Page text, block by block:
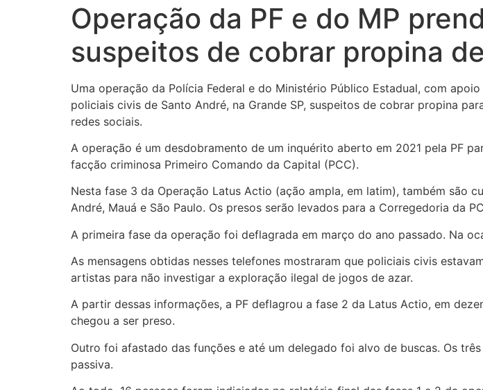
Operação da PF e do MP
suspeitos de cobrar propina
Uma operação da Polícia Federal e do Ministério Público Estadual, com
policiais civis de Santo André, na Grande SP, suspeitos de cobrar propina
redes sociais.
A operação é um desdobramento de um inquérito aberto em 2021 pela PF
facção criminosa Primeiro Comando da Capital (PCC).
Nesta fase 3 da Operação Latus Actio (ação ampla, em latim), também são
André, Mauá e São Paulo. Os presos serão levados para a Corregedoria da
A primeira fase da operação foi deflagrada em março do ano passado. Na
As mensagens obtidas nesses telefones mostraram que policiais civis
artistas para não investigar a exploração ilegal de jogos de azar.
A partir dessas informações, a PF deflagrou a fase 2 da Latus Actio, em
chegou a ser preso.
Outro foi afastado das funções e até um delegado foi alvo de buscas. Os
passiva.